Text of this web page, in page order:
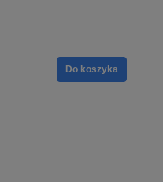
Do koszyka